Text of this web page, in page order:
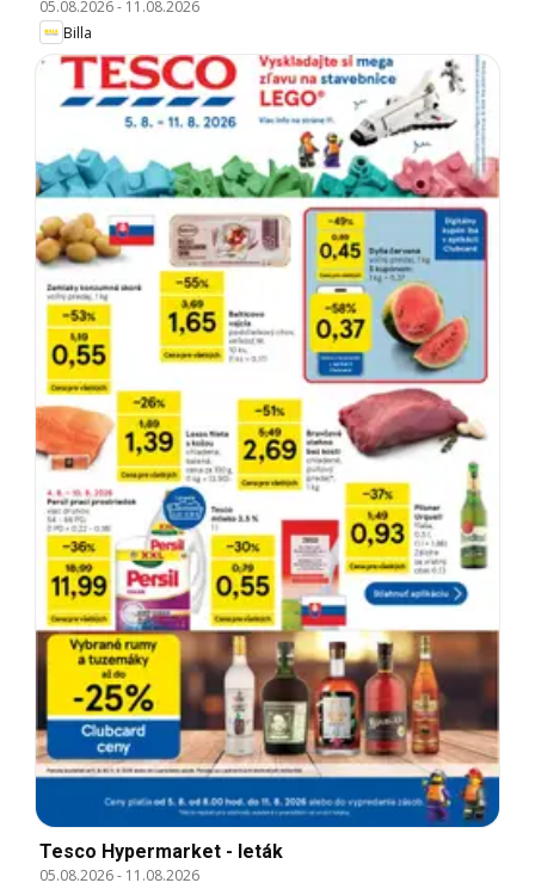
05.08.2026- 11.08.2026
Billa
Tesco Hypermarket - leták
05.08.2026- 11.08.2026